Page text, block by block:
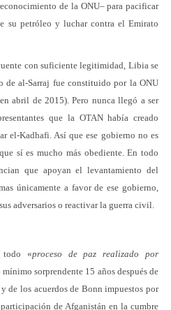
de la ONU– para pacificar
su petróleo y luchar contra el Emirato
con suficiente legitimidad, Libia se
al-Sarraj fue constituido por la ONU
abril de 2015). Pero nunca llegó a ser
que la OTAN había creado
el-Kadhafi. Así que ese gobierno no es
sí es mucho más obediente. En todo
que apoyan el levantamiento del
únicamente a favor de ese gobierno,
adversarios o reactivar la guerra civil.
todo «proceso de paz realizado por
sorprendente 15 años después de
de los acuerdos de Bonn impuestos por
de Afganistán en la cumbre